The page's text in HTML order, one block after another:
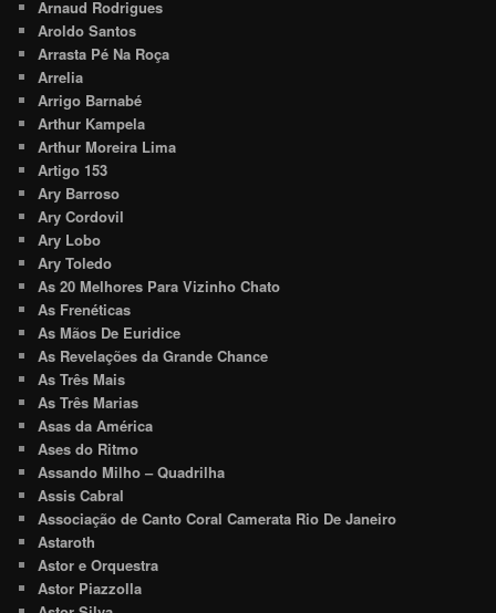
Arnaud Rodrigues
Aroldo Santos
Arrasta Pé Na Roça
Arrelia
Arrigo Barnabé
Arthur Kampela
Arthur Moreira Lima
Artigo 153
Ary Barroso
Ary Cordovil
Ary Lobo
Ary Toledo
As 20 Melhores Para Vizinho Chato
As Frenéticas
As Mãos De Euridice
As Revelações da Grande Chance
As Três Mais
As Três Marias
Asas da América
Ases do Ritmo
Assando Milho – Quadrilha
Assis Cabral
Associação de Canto Coral Camerata Rio De Janeiro
Astaroth
Astor e Orquestra
Astor Piazzolla